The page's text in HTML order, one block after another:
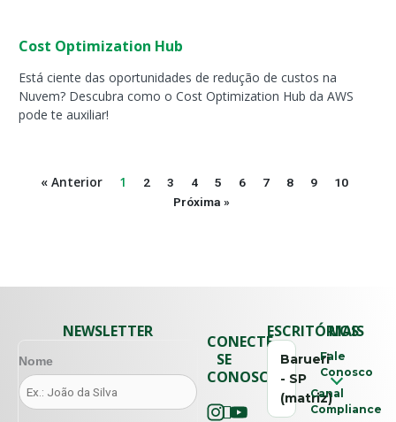
Cost Optimization Hub
Está ciente das oportunidades de redução de custos na
Nuvem? Descubra como o Cost Optimization Hub da AWS
pode te auxiliar!
« Anterior 1 2 3 4 5 6 7 8 9
10
Próxima »
CONECTE-
SE
CONOSCO
ESCRITÓRIOS
Barueri
- SP
(matriz)
MAIS
Fale
Conosco
Canal
Compliance
NEWSLETTER
Nome